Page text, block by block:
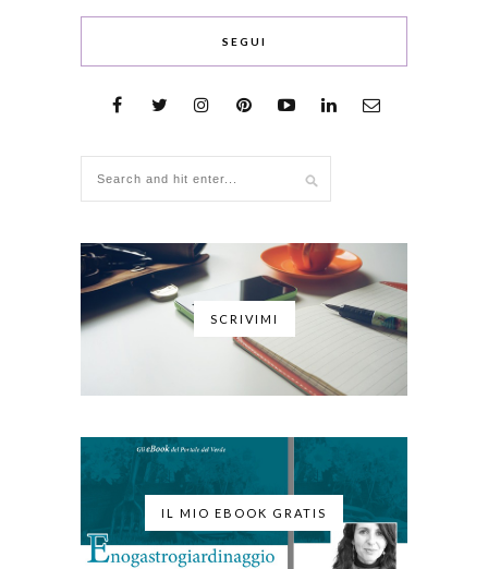
SEGUI
SCRIVIMI
IL MIO EBOOK GRATIS